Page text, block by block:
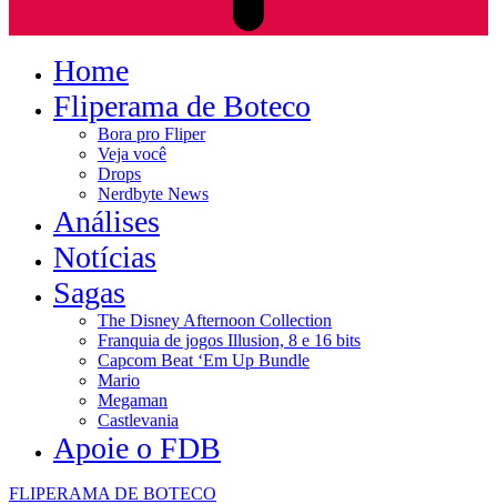
Home
Fliperama de Boteco
Bora pro Fliper
Veja você
Drops
Nerdbyte News
Análises
Notícias
Sagas
The Disney Afternoon Collection
Franquia de jogos Illusion, 8 e 16 bits
Capcom Beat ‘Em Up Bundle
Mario
Megaman
Castlevania
Apoie o FDB
FLIPERAMA DE BOTECO